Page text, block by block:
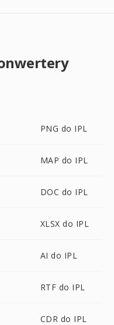
PNG do IPL
MAP do IPL
DOC do IPL
XLSX do IPL
AI do IPL
RTF do IPL
CDR do IPL